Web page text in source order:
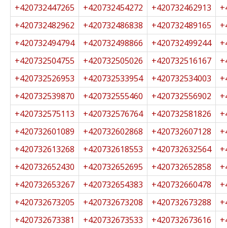
+420732447265
+420732454272 +420732462913
+420732482962
+420732486838 +420732489165
+420732494794
+420732498866 +420732499244
+420732504755
+420732505026 +420732516167
+420732526953
+420732533954 +420732534003
+420732539870
+420732555460 +420732556902
+420732575113
+420732576764 +420732581826
+420732601089
+420732602868 +420732607128
+420732613268
+420732618553 +420732632564
+420732652430
+420732652695 +420732652858
+420732653267
+420732654383 +420732660478
+420732673205
+420732673208 +420732673288
+420732673381
+420732673533 +420732673616